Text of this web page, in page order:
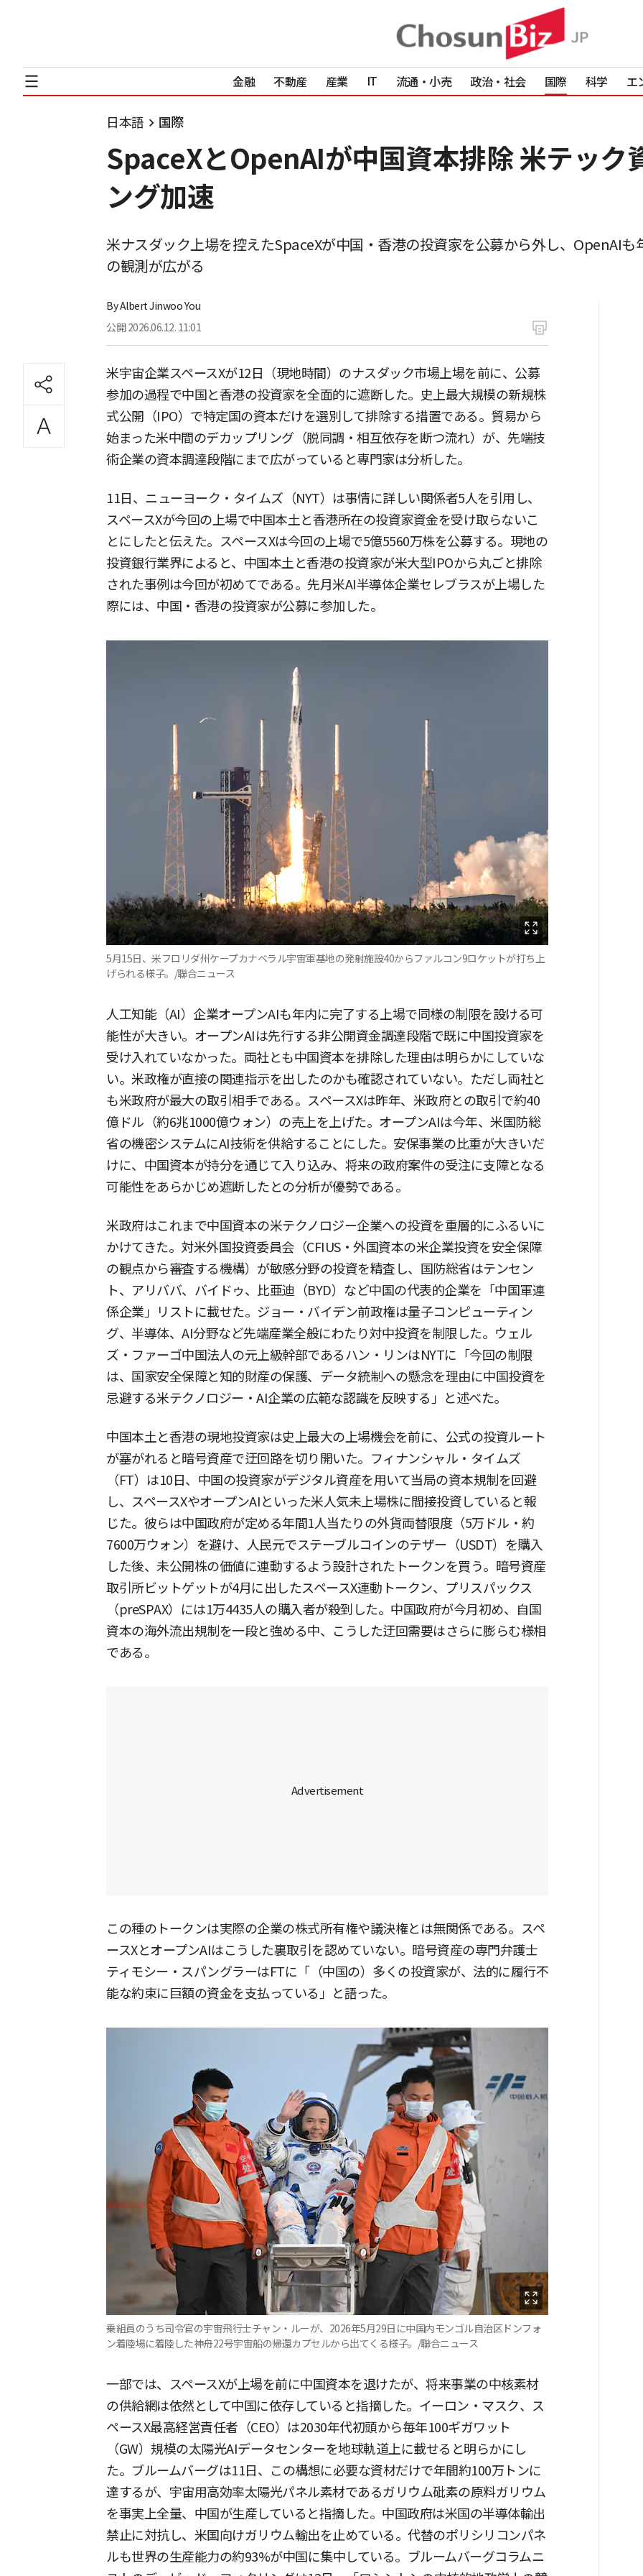
金融 不動産 産業 IT 流通・小売 政治・社会 国際 科学 エ
日本語 国際
SpaceXとOpenAIが中国資本排除 米テック
ング加速
米ナスダック上場を控えたSpaceXが中国・香港の投資家を公募から外し、OpenAI
の観測が広がる
ByAlbert Jinwoo You
公開 2026.06.12. 11:01
米宇宙企業スペースXが12日（現地時間）のナスダック市場上場を前に、公募
参加の過程で中国と香港の投資家を全面的に遮断した。史上最大規模の新規株
式公開（IPO）で特定国の資本だけを選別して排除する措置である。貿易から
始まった米中間のデカップリング（脱同調・相互依存を断つ流れ）が、先端技
術企業の資本調達段階にまで広がっていると専門家は分析した。
11日、ニューヨーク・タイムズ（NYT）は事情に詳しい関係者5人を引用し、
スペースXが今回の上場で中国本土と香港所在の投資家資金を受け取らないこ
とにしたと伝えた。スペースXは今回の上場で5億5560万株を公募する。現地の
投資銀行業界によると、中国本土と香港の投資家が米大型IPOから丸ごと排除
された事例は今回が初めてである。先月米AI半導体企業セレブラスが上場した
際には、中国・香港の投資家が公募に参加した。
5月15日、米フロリダ州ケープカナベラル宇宙軍基地の発射施設40からファルコン9ロケットが打ち上
げられる様子。/聯合ニュース
人工知能（AI）企業オープンAIも年内に完了する上場で同様の制限を設ける可
能性が大きい。オープンAIは先行する非公開資金調達段階で既に中国投資家を
受け入れていなかった。両社とも中国資本を排除した理由は明らかにしていな
い。米政権が直接の関連指示を出したのかも確認されていない。ただし両社と
も米政府が最大の取引相手である。スペースXは昨年、米政府との取引で約40
億ドル（約6兆1000億ウォン）の売上を上げた。オープンAIは今年、米国防総
省の機密システムにAI技術を供給することにした。安保事業の比重が大きいだ
けに、中国資本が持分を通じて入り込み、将来の政府案件の受注に支障となる
可能性をあらかじめ遮断したとの分析が優勢である。
米政府はこれまで中国資本の米テクノロジー企業への投資を重層的にふるいに
かけてきた。対米外国投資委員会（CFIUS・外国資本の米企業投資を安全保障
の観点から審査する機構）が敏感分野の投資を精査し、国防総省はテンセン
ト、アリババ、バイドゥ、比亜迪（BYD）など中国の代表的企業を「中国軍連
係企業」リストに載せた。ジョー・バイデン前政権は量子コンピューティン
グ、半導体、AI分野など先端産業全般にわたり対中投資を制限した。ウェル
ズ・ファーゴ中国法人の元上級幹部であるハン・リンはNYTに「今回の制限
は、国家安全保障と知的財産の保護、データ統制への懸念を理由に中国投資を
忌避する米テクノロジー・AI企業の広範な認識を反映する」と述べた。
中国本土と香港の現地投資家は史上最大の上場機会を前に、公式の投資ルート
が塞がれると暗号資産で迂回路を切り開いた。フィナンシャル・タイムズ
（FT）は10日、中国の投資家がデジタル資産を用いて当局の資本規制を回避
し、スペースXやオープンAIといった米人気未上場株に間接投資していると報
じた。彼らは中国政府が定める年間1人当たりの外貨両替限度（5万ドル・約
7600万ウォン）を避け、人民元でステーブルコインのテザー（USDT）を購入
した後、未公開株の価値に連動するよう設計されたトークンを買う。暗号資産
取引所ビットゲットが4月に出したスペースX連動トークン、プリスパックス
（preSPAX）には1万4435人の購入者が殺到した。中国政府が今月初め、自国
資本の海外流出規制を一段と強める中、こうした迂回需要はさらに膨らむ様相
である。
この種のトークンは実際の企業の株式所有権や議決権とは無関係である。スペ
ースXとオープンAIはこうした裏取引を認めていない。暗号資産の専門弁護士
ティモシー・スパングラーはFTに「（中国の）多くの投資家が、法的に履行不
能な約束に巨額の資金を支払っている」と語った。
乗組員のうち司令官の宇宙飛行士チャン・ルーが、2026年5月29日に中国内モンゴル自治区ドンフォ
ン着陸場に着陸した神舟22号宇宙船の帰還カプセルから出てくる様子。/聯合ニュース
一部では、スペースXが上場を前に中国資本を退けたが、将来事業の中核素材
の供給網は依然として中国に依存していると指摘した。イーロン・マスク、ス
ペースX最高経営責任者（CEO）は2030年代初頭から毎年100ギガワット
（GW）規模の太陽光AIデータセンターを地球軌道上に載せると明らかにし
た。ブルームバーグは11日、この構想に必要な資材だけで年間約100万トンに
達するが、宇宙用高効率太陽光パネル素材であるガリウム砒素の原料ガリウム
を事実上全量、中国が生産していると指摘した。中国政府は米国の半導体輸出
禁止に対抗し、米国向けガリウム輸出を止めている。代替のポリシリコンパネ
ルも世界の生産能力の約93%が中国に集中している。ブルームバーグコラムニ